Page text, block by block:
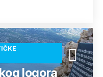
logora